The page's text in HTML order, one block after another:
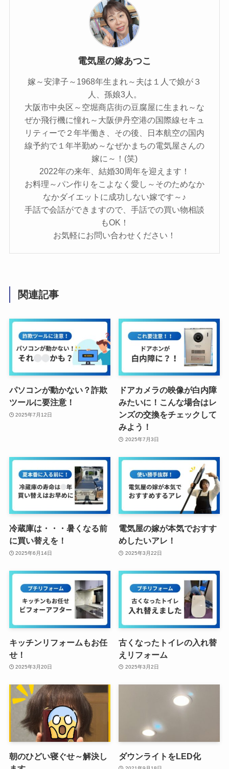
電気屋の嫁あつこ
嫁～安津子～1968年生まれ～夫は１人で娘が３
人、孫娘3人。
大阪市中央区～空堀商店街の豆腐屋に生まれ～な
ぜか飛行機に憧れ～大阪伊丹空港の国際線セキュ
リティーで２年半働き、その後、日本航空の国内
線予約で１年半勤め～なぜかまちの電気屋さんの
嫁に～！(笑)
2022年の来年、結婚30周年を迎えます！
お料理～パン作りをこよなく愛し～そのためなか
なかダイエットに成功しない嫁です～♪
手話で会話ができますので、手話での買い物相談
もOK！
お気軽にお問い合わせください！
関連記事
パソコンが動かない？詐欺
ツールに要注意！
2025年7月12日
ドアカメラの映像が白内障
みたいに！こんな場合はレ
ンズの交換をチェックして
みよう！
2025年7月3日
冷蔵庫は・・・暑くなる前
に買い替えを！
2025年6月14日
電気屋の嫁が本気でおすす
めしたいアレ！
2025年3月22日
キッチンリフォームもお任
せ！
2025年3月20日
古くなったトイレの入れ替
えリフォーム
2025年3月2日
朝のひどい寝ぐせ～解決し
ダウンライトをLED化